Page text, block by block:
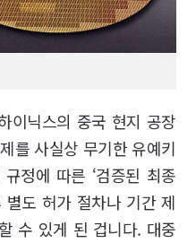
이닉스의 중국 현지 공장
를 사실상 무기한 유예키
정에 따른 ‘검증된 최종
별도 허가 절차나 기간 제
수 있게 된 겁니다. 대중